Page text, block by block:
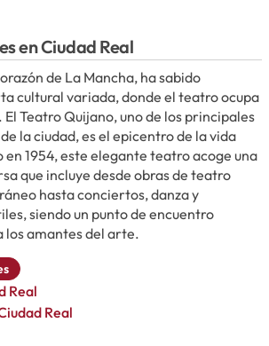
en Ciudad Real
de La Mancha, ha sabido
cultural variada, donde el teatro ocupa
Teatro Quijano, uno de los principales
la ciudad, es el epicentro de la vida
en 1954, este elegante teatro acoge una
que incluye desde obras de teatro
hasta conciertos, danza y
siendo un punto de encuentro
los amantes del arte.
Real
Real